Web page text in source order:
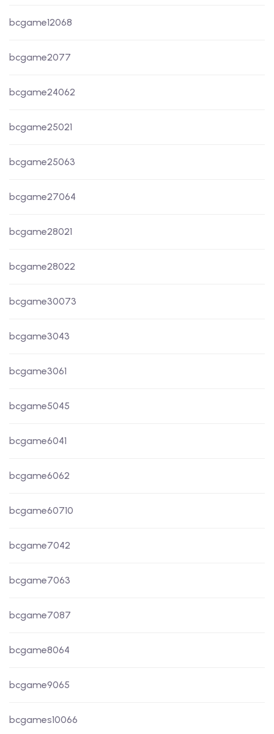
bcgame12068
bcgame2077
bcgame24062
bcgame25021
bcgame25063
bcgame27064
bcgame28021
bcgame28022
bcgame30073
bcgame3043
bcgame3061
bcgame5045
bcgame6041
bcgame6062
bcgame60710
bcgame7042
bcgame7063
bcgame7087
bcgame8064
bcgame9065
bcgames10066